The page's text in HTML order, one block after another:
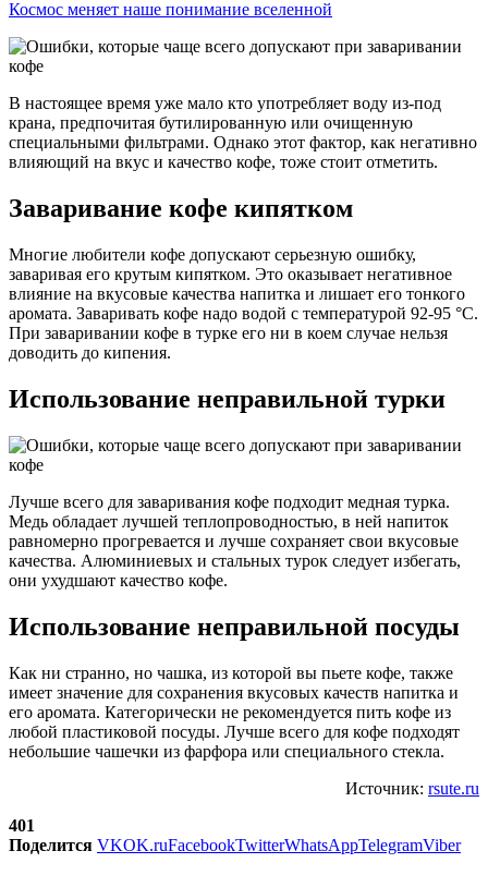
Космос меняет наше понимание вселенной
В настоящее время уже мало кто употребляет воду из-под
крана, предпочитая бутилированную или очищенную
специальными фильтрами. Однако этот фактор, как негативно
влияющий на вкус и качество кофе, тоже стоит отметить.
Заваривание кофе кипятком
Многие любители кофе допускают серьезную ошибку,
заваривая его крутым кипятком. Это оказывает негативное
влияние на вкусовые качества напитка и лишает его тонкого
аромата. Заваривать кофе надо водой с температурой 92-95 °C.
При заваривании кофе в турке его ни в коем случае нельзя
доводить до кипения.
Использование неправильной турки
Лучше всего для заваривания кофе подходит медная турка.
Медь обладает лучшей теплопроводностью, в ней напиток
равномерно прогревается и лучше сохраняет свои вкусовые
качества. Алюминиевых и стальных турок следует избегать,
они ухудшают качество кофе.
Использование неправильной посуды
Как ни странно, но чашка, из которой вы пьете кофе, также
имеет значение для сохранения вкусовых качеств напитка и
его аромата. Категорически не рекомендуется пить кофе из
любой пластиковой посуды. Лучше всего для кофе подходят
небольшие чашечки из фарфора или специального стекла.
Источник: rsute.ru
401
Поделится VKOK.ruFacebookTwitterWhatsAppTelegramViber